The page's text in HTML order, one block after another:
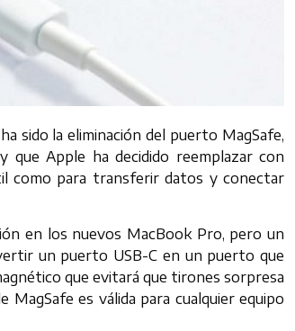
sido la eliminación del puerto MagSafe,
Apple ha decidido reemplazar con
como para transferir datos y conectar
en los nuevos MacBook Pro, pero un
un puerto USB-C en un puerto que
que evitará que tirones sorpresa
es válida para cualquier equipo